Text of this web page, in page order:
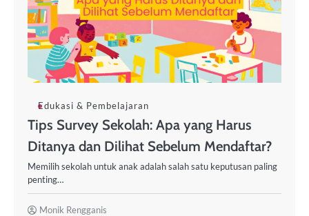
Edukasi & Pembelajaran
Tips Survey Sekolah: Apa yang Harus
Ditanya dan Dilihat Sebelum Mendaftar?
Memilih sekolah untuk anak adalah salah satu keputusan paling
penting…
Monik Rengganis